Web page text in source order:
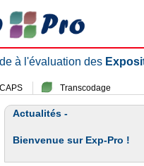
à l'évaluation des
CAPS Transcodage
Actualités -
Bienvenue sur Exp-Pro !